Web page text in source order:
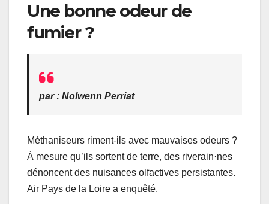
Une bonne odeur de
fumier ?
par : Nolwenn Perriat
Méthaniseurs riment-ils avec mauvaises odeurs ?
À mesure qu’ils sortent de terre, des riverain·nes
dénoncent des nuisances olfactives persistantes.
Air Pays de la Loire a enquêté.